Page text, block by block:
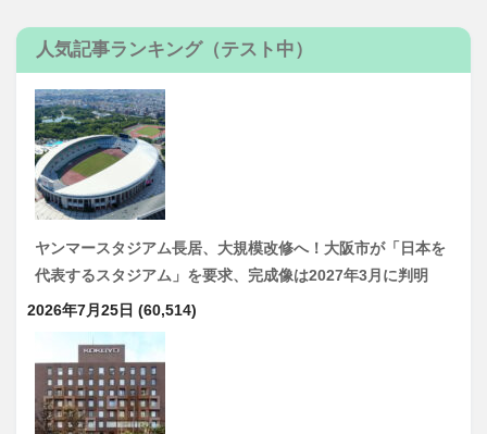
人気記事ランキング（テスト中）
ヤンマースタジアム長居、大規模改修へ！大阪市が「日本を
代表するスタジアム」を要求、完成像は2027年3月に判明
2026年7月25日 (60,514)